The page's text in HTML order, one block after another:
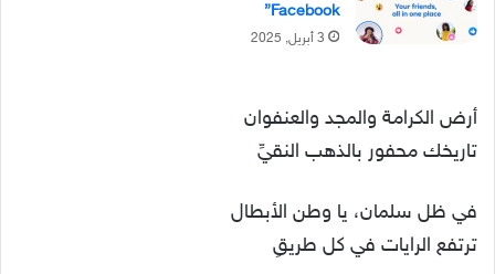
Facebook”
3 أبريل, 2025
أرض الكرامة والمجد والعنفوان
تاريخك محفور بالذهب النقيِّ
في ظل سلمان، يا وطن الأبطال
ترتفع الرايات في كل طريقِ